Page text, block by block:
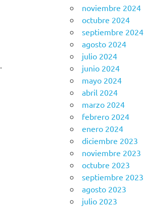
noviembre 2024
octubre 2024
septiembre 2024
agosto 2024
julio 2024
junio 2024
mayo 2024
abril 2024
marzo 2024
febrero 2024
enero 2024
diciembre 2023
noviembre 2023
octubre 2023
septiembre 2023
agosto 2023
julio 2023